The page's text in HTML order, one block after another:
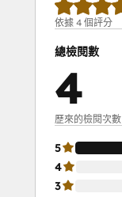
依據 4 個評分
總檢閱數
4
歷來的檢閱次數
5
4
3